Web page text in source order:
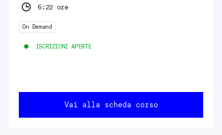
6:22 ore
On Demand
ISCRIZIONI APERTE
Vai alla scheda corso